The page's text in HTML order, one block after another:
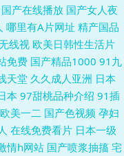
产在线播放 国产女人夜
哪里有A片网址 精产国品
线视 欧美日韩性生活片
免费 国产精品1000 91九
天堂 久久成人亚洲 日本
本 97甜桃品种介绍 91插
美一二 国产色视频 孕妇
在线免费看片 日本一级
情h网站 国产喷浆抽搐 宅